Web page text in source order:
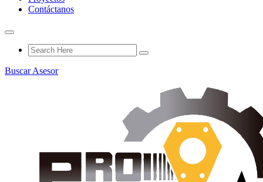
Contáctanos
Buscar Asesor